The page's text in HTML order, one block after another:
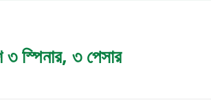
৩ স্পিনার, ৩ পেসার